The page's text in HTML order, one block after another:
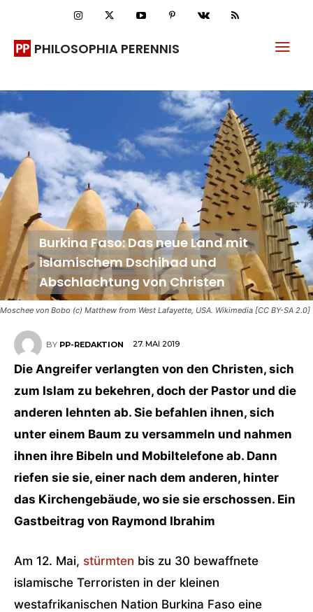
PHILOSOPHIA PERENNIS
Moschee von Bobo (c) Matthew from West Lafayette, USA. Wikimedia [CC BY-SA 2.0]
Burkina Faso: Das neue Land mit
islamischem Dschihad und
Abschlachtung von Christen
BY PP-REDAKTION 27. MAI 2019
Die Angreifer verlangten von den Christen, sich
zum Islam zu bekehren, doch der Pastor und die
anderen lehnten ab. Sie befahlen ihnen, sich
unter einem Baum zu versammeln und nahmen
ihnen ihre Bibeln und Mobiltelefone ab. Dann
riefen sie sie, einer nach dem anderen, hinter
das Kirchengebäude, wo sie sie erschossen. Ein
Gastbeitrag von Raymond Ibrahim
Am 12. Mai, stürmten bis zu 30 bewaffnete
islamische Terroristen in der kleinen
westafrikanischen Nation Burkina Faso eine